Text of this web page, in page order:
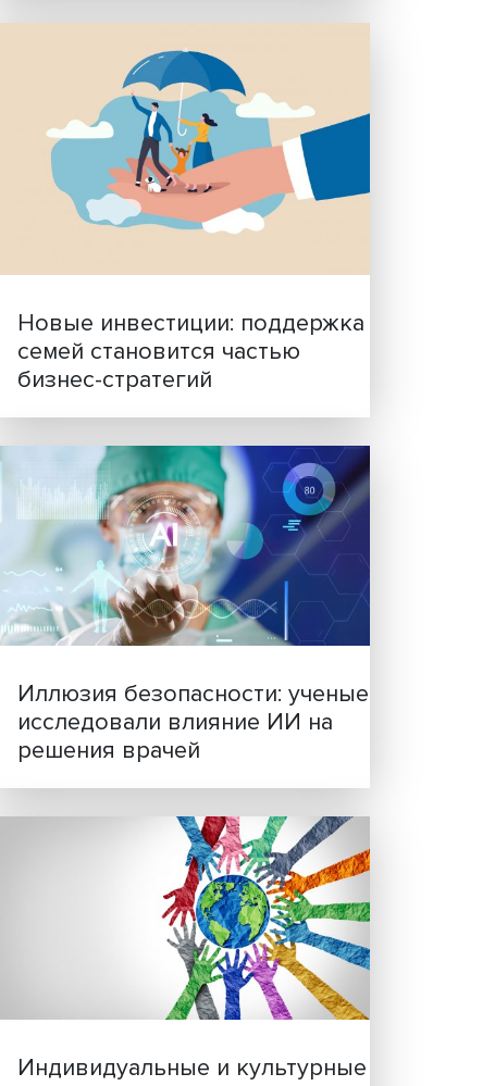
Об
Гены, иммунитет и
ученые представили
исследования в области
биомедицины
Новые инвестиции:
семей становится частью
бизнес-стратегий
Иллюзия безопасности: